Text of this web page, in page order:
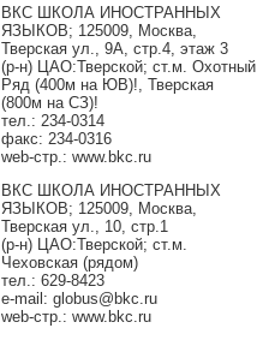
ВКС ШКОЛА ИНОСТРАННЫХ
ЯЗЫКОВ; 125009, Москва,
Тверская ул., 9А, стр.4, этаж 3
(р-н) ЦАО:Тверской; ст.м. Охотный
Ряд (400м на ЮВ)!, Тверская
(800м на СЗ)!
тел.: 234-0314
факс: 234-0316
web-стр.: www.bkc.ru
ВКС ШКОЛА ИНОСТРАННЫХ
ЯЗЫКОВ; 125009, Москва,
Тверская ул., 10, стр.1
(р-н) ЦАО:Тверской; ст.м.
Чеховская (рядом)
тел.: 629-8423
e-mail: globus@bkc.ru
web-стр.: www.bkc.ru